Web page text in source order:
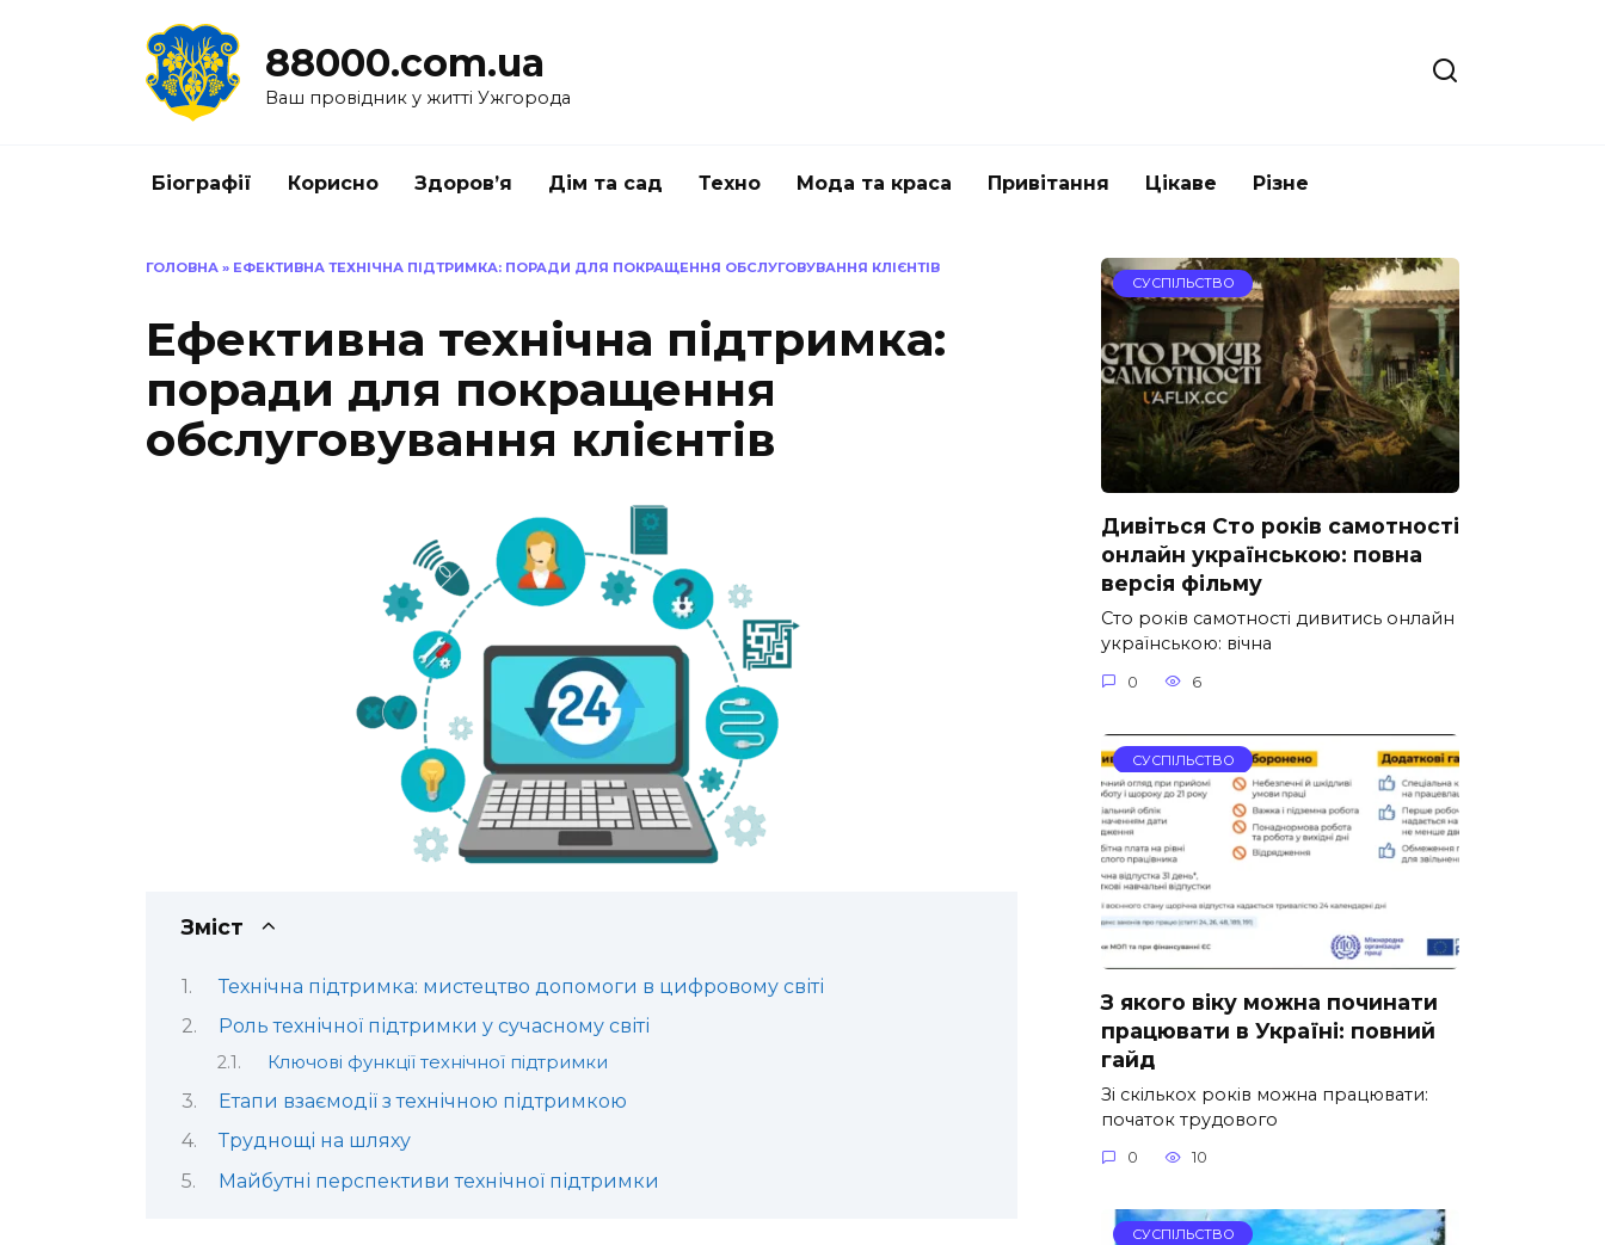
88000.com.ua
Ваш провідник у житті Ужгорода
Біографії Корисно Здоров’я Дім та сад Техно Мода та краса Привітання Цікаве Різне
ГОЛОВНА » ЕФЕКТИВНА ТЕХНІЧНА ПІДТРИМКА: ПОРАДИ ДЛЯ ПОКРАЩЕННЯ ОБСЛУГОВУВАННЯ КЛІЄНТІВ
Ефективна технічна підтримка:
поради для покращення
обслуговування клієнтів
Зміст
Технічна підтримка: мистецтво допомоги в цифровому світі
Роль технічної підтримки у сучасному світі
Ключові функції технічної підтримки
Етапи взаємодії з технічною підтримкою
Труднощі на шляху
Майбутні перспективи технічної підтримки
СУСПІЛЬСТВО
Дивіться Сто років самотності
онлайн українською: повна
версія фільму
Сто років самотності дивитись онлайн
українською: вічна
0 6
СУСПІЛЬСТВО
З якого віку можна починати
працювати в Україні: повний
гайд
Зі скількох років можна працювати:
початок трудового
0 10
СУСПІЛЬСТВО